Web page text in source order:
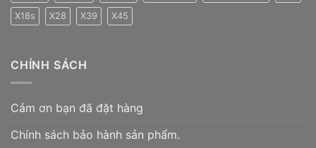
X18s X28 X39 X45
CHÍNH SÁCH
Cảm ơn bạn đã đặt hàng
Chính sách bảo hành sản phẩm.